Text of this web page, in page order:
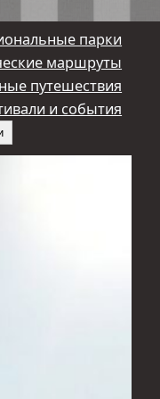
парки
маршруты
путешествия
и события